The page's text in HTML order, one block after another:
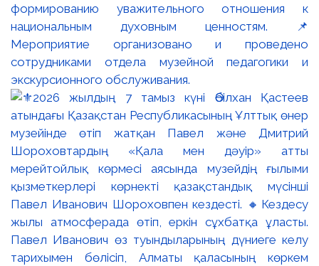
формированию уважительного отношения к
национальным духовным ценностям. 📌
Мероприятие организовано и проведено
сотрудниками отдела музейной педагогики и
экскурсионного обслуживания.